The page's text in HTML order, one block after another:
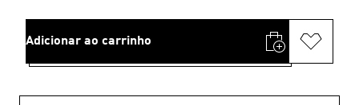
Adicionar ao carrinho